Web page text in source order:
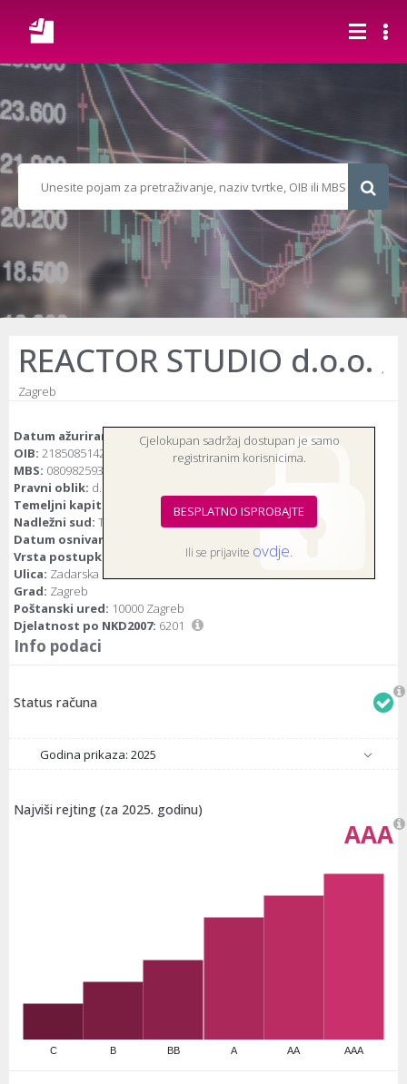
REACTOR STUDIO d.o.o.
,
Zagreb
Datum ažuriranja:
15.7.2026.
OIB: 21850851425
MBS: 080982593
Pravni oblik: d.o.o.(društvo s ograničenom odgovornošću)
Temeljni kapital:
2.640 euro
Nadležni sud: Trgovački sud u Zagrebu
Datum osnivanja:
Vrsta postupka:
Bez postupka
Ulica: Zadarska ulica 80
Grad: Zagreb
Poštanski ured: 10000 Zagreb
Djelatnost po NKD2007: 6201
Info podaci
Cjelokupan sadržaj dostupan je samo
registriranim korisnicima.
BESPLATNO ISPROBAJTE
Ili se prijavite ovdje.
Status računa
Godina prikaza: 2025
Najviši rejting (za 2025. godinu)
AAA
C B BB A AA AAA